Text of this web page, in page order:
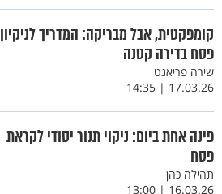
קומפקטית, אבל מבריקה: המדריך לניקיון
פסח בדירה קטנה
שירה פריאנט
17.03.26 | 14:35
פינה אחת ביום: ניקוי תנור יסודי לקראת
פסח
תהילה כהן
16.03.26 | 13:00